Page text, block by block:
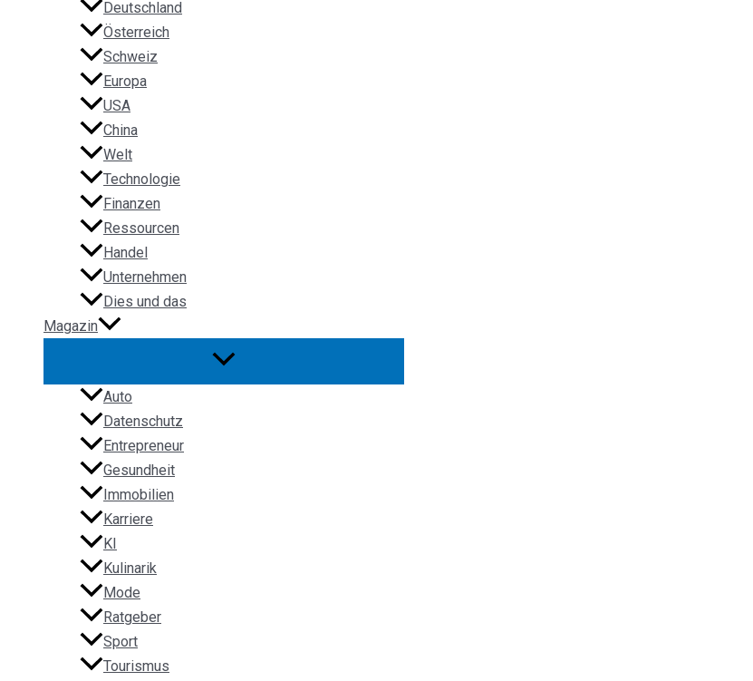
Deutschland
Österreich
Schweiz
Europa
USA
China
Welt
Technologie
Finanzen
Ressourcen
Handel
Unternehmen
Dies und das
Magazin
Auto
Datenschutz
Entrepreneur
Gesundheit
Immobilien
Karriere
KI
Kulinarik
Mode
Ratgeber
Sport
Tourismus